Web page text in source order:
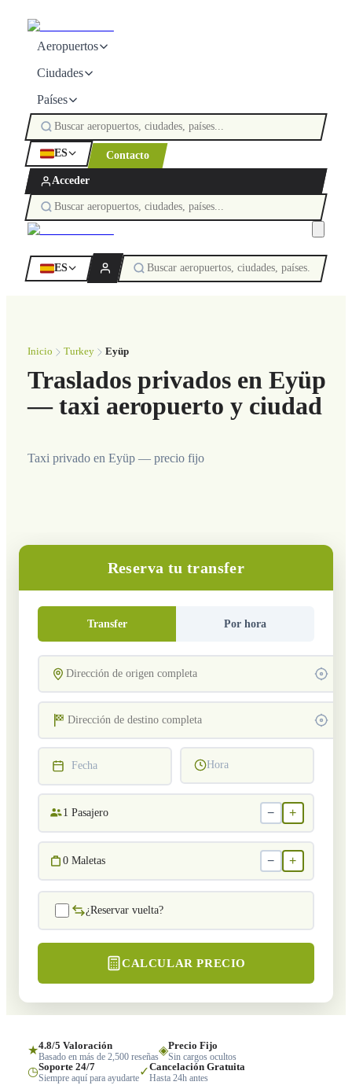
Aeropuertos
Ciudades
Países
ES Contacto
Acceder
ES
Inicio Turkey Eyüp
Traslados privados en Eyüp
— taxi aeropuerto y ciudad
Taxi privado en Eyüp — precio fijo
Reserva tu transfer
Transfer Por hora
Fecha Hora
1 Pasajero − +
0 Maletas − +
¿Reservar vuelta?
CALCULAR PRECIO
★4.8/5 Valoración
Basado en más de 2,500 reseñas◈Precio Fijo
Sin cargos ocultos
◷Soporte 24/7
Siempre aquí para ayudarte✓Cancelación Gratuita
Hasta 24h antes